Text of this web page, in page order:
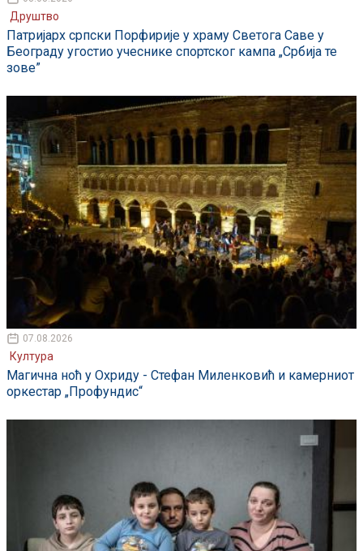
Друштво
Патријарх српски Порфирије у храму Светога Саве у
Београду угостио учеснике спортског кампа „Србија те
зове”
07.08.2026
Култура
Магична ноћ у Охриду - Стефан Миленковић и камерниот
оркестар „Профундис“